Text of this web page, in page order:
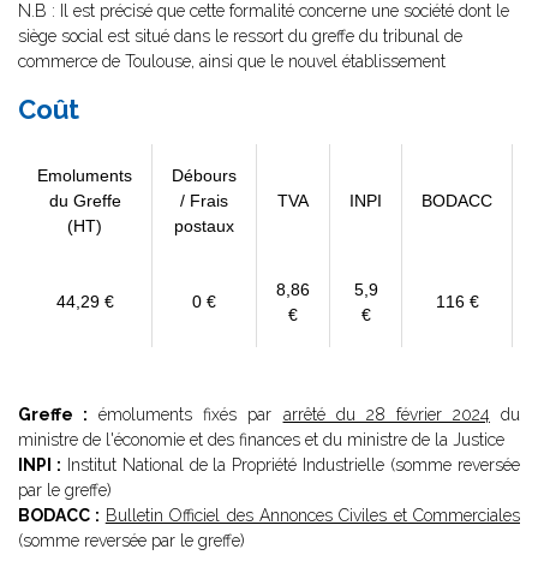
N.B : Il est précisé que cette formalité concerne une société dont le
siège social est situé dans le ressort du greffe du tribunal de
commerce de Toulouse, ainsi que le nouvel établissement
Coût
Emoluments
du Greffe
(HT)
Débours
/ Frais
postaux
TVA INPI BODACC
44,29 € 0 €
8,86
€
5,9
€
116 €
Greffe : émoluments fixés par arrêté du 28 février 2024 du
ministre de l'économie et des finances et du ministre de la Justice
INPI : Institut National de la Propriété Industrielle (somme reversée
par le greffe)
BODACC : Bulletin Officiel des Annonces Civiles et Commerciales
(somme reversée par le greffe)